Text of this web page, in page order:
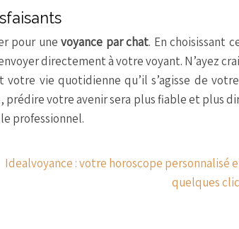
pour unevoyance par chat. En choisissant
directement à votre voyant. N’ayez
vie quotidienne qu’il s’agisse de
prédire votre avenir sera plus fiable et plus
professionnel.
Idealvoyance : votre horoscope personnalisé
quelques